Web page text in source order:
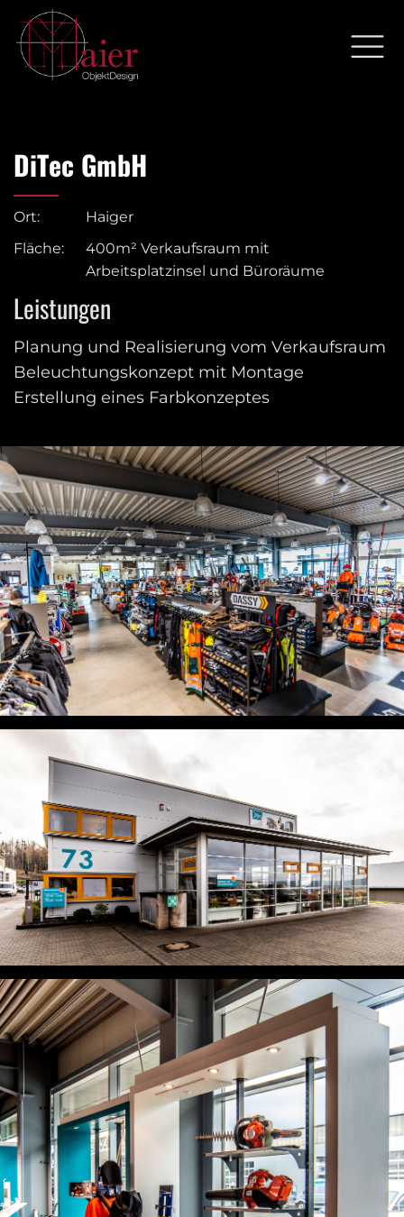
DiTec GmbH
Ort:
Haiger
Fläche:
400m² Verkaufsraum mit
Arbeitsplatzinsel und Büroräume
Leistungen
Planung und Realisierung vom Verkaufsraum
Beleuchtungskonzept mit Montage
Erstellung eines Farbkonzeptes